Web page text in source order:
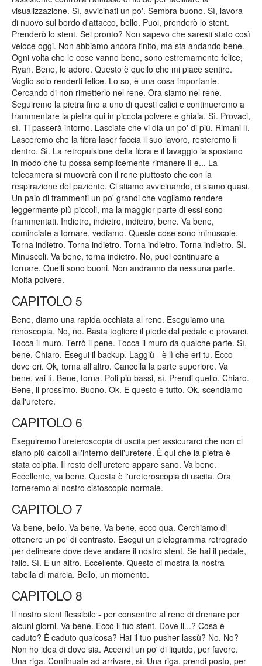
visualizzazione. Sì, avvicinati un po'. Sembra buono. Sì, lavora
di nuovo sul bordo d'attacco, bello. Puoi, prenderò lo stent.
Prenderò lo stent. Sei pronto? Non sapevo che saresti stato così
veloce oggi. Non abbiamo ancora finito, ma sta andando bene.
Ogni volta che le cose vanno bene, sono estremamente felice,
Ryan. Bene, lo adoro. Questo è quello che mi piace sentire.
Voglio solo renderti felice. Lo so, è una cosa importante.
Cercando di non rimetterlo nel rene. Ora siamo nel rene.
Seguiremo la pietra fino a uno di questi calici e continueremo a
frammentare la pietra qui in piccola polvere e ghiaia. Sì. Provaci,
sì. Ti passerà intorno. Lasciate che vi dia un po' di più. Rimani lì.
Lasceremo che la fibra laser faccia il suo lavoro, resteremo lì
dentro. Sì. La retropulsione della fibra e il lavaggio la spostano
in modo che tu possa semplicemente rimanere lì e... La
telecamera si muoverà con il rene piuttosto che con la
respirazione del paziente. Ci stiamo avvicinando, ci siamo quasi.
Un paio di frammenti un po' grandi che vogliamo rendere
leggermente più piccoli, ma la maggior parte di essi sono
frammentati. Indietro, indietro, indietro, bene. Va bene,
cominciate a tornare, vediamo. Queste cose sono minuscole.
Torna indietro. Torna indietro. Torna indietro. Torna indietro. Sì.
Minuscoli. Va bene, torna indietro. No, puoi continuare a
tornare. Quelli sono buoni. Non andranno da nessuna parte.
Molta polvere.
CAPITOLO 5
Bene, diamo una rapida occhiata al rene. Eseguiamo una
renoscopia. No, no. Basta togliere il piede dal pedale e provarci.
Tocca il muro. Terrò il pene. Tocca il muro da qualche parte. Sì,
bene. Chiaro. Esegui il backup. Laggiù - è lì che eri tu. Ecco
dove eri. Ok, torna all'altro. Cancella la parte superiore. Va
bene, vai lì. Bene, torna. Poli più bassi, sì. Prendi quello. Chiaro.
Bene, il prossimo. Buono. Ok. E questo è tutto. Ok, scendiamo
dall'uretere.
CAPITOLO 6
Eseguiremo l'ureteroscopia di uscita per assicurarci che non ci
siano più calcoli all'interno dell'uretere. È qui che la pietra è
stata colpita. Il resto dell'uretere appare sano. Va bene.
Eccellente, va bene. Questa è l'ureteroscopia di uscita. Ora
torneremo al nostro cistoscopio normale.
CAPITOLO 7
Va bene, bello. Va bene. Va bene, ecco qua. Cerchiamo di
ottenere un po' di contrasto. Esegui un pielogramma retrogrado
per delineare dove deve andare il nostro stent. Se hai il pedale,
fallo. Sì. E un altro. Eccellente. Questo ci mostra la nostra
tabella di marcia. Bello, un momento.
CAPITOLO 8
Il nostro stent flessibile - per consentire al rene di drenare per
alcuni giorni. Va bene. Ecco il tuo stent. Dove il...? Cosa è
caduto? È caduto qualcosa? Hai il tuo pusher lassù? No. No?
Non ho idea di dove sia. Accendi un po' di liquido, per favore.
Una riga. Continuate ad arrivare, sì. Una riga, prendi posto, per